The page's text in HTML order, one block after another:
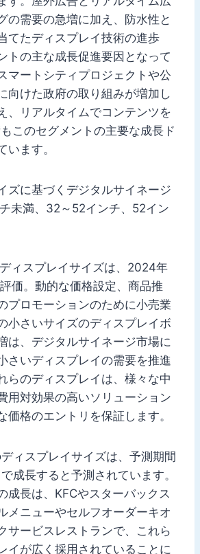
の需要の急増に加え、防水性と
てたディスプレイ技術の進歩
トの主な成長促進要因となって
マートシティプロジェクトや公
向けた政府の取り組みが増加し
、リアルタイムでコンテンツを
このセグメントの主要な成長ド
います。
ズに基づくデジタルサイネージ
未満、32～52インチ、52イン
ィスプレイサイズは、2024年
価。動的な価格設定、商品推
プロモーションのために小売業
小さいサイズのディスプレイボ
は、デジタルサイネージ市場に
さいディスプレイの需要を推進
らのディスプレイは、様々な中
用対効果の高いソリューション
価格のエントリを保証します。
ィスプレイサイズは、予測期間
成長すると予測されています。
成長は、KFCやスターバックス
メニューやセルフオーダーキオ
サービスレストランで、これら
イが広く採用されていることに